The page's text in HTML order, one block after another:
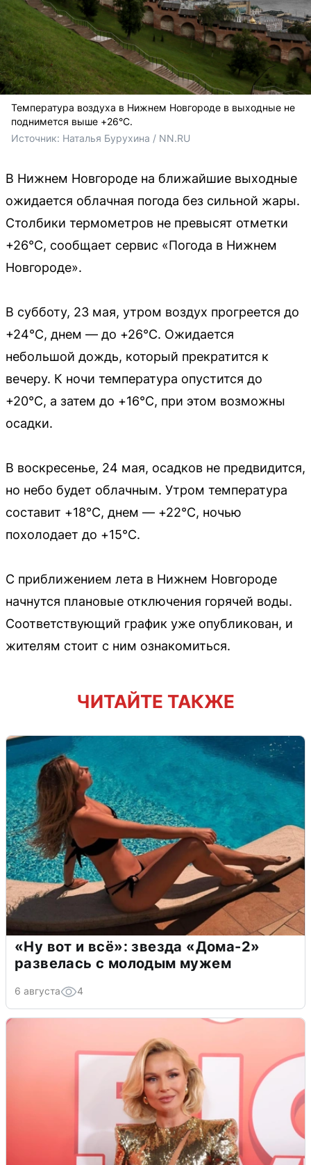
Температура воздуха в Нижнем Новгороде в выходные не
поднимется выше +26°C.
Источник: Наталья Бурухина / NN.RU
В Нижнем Новгороде на ближайшие выходные
ожидается облачная погода без сильной жары.
Столбики термометров не превысят отметки
+26°C, сообщает сервис «Погода в Нижнем
Новгороде».
В субботу, 23 мая, утром воздух прогреется до
+24°C, днем — до +26°C. Ожидается
небольшой дождь, который прекратится к
вечеру. К ночи температура опустится до
+20°C, а затем до +16°C, при этом возможны
осадки.
В воскресенье, 24 мая, осадков не предвидится,
но небо будет облачным. Утром температура
составит +18°C, днем — +22°C, ночью
похолодает до +15°C.
С приближением лета в Нижнем Новгороде
начнутся плановые отключения горячей воды.
Соответствующий график уже опубликован, и
жителям стоит с ним ознакомиться.
ЧИТАЙТЕ ТАКЖЕ
«Ну вот и всё»: звезда «Дома-2»
развелась с молодым мужем
6 августа 4